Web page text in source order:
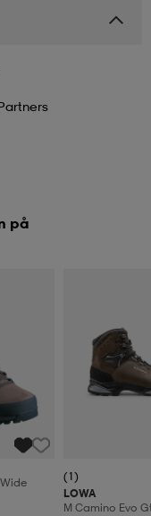
på
(1)
LOWA
M Camino Evo